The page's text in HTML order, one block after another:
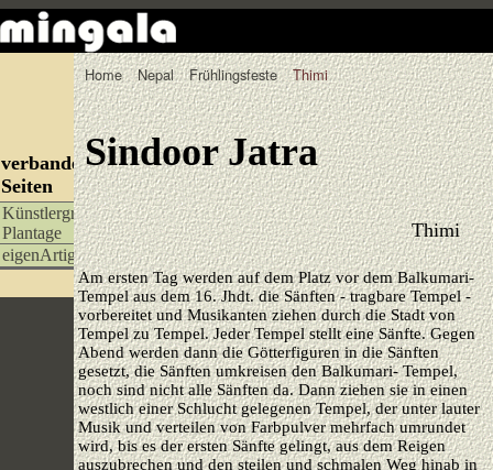
verbandelte
Seiten
Künstlergruppe
Plantage
eigenArtigX
Home Nepal Frühlingsfeste Thimi
Sindoor Jatra
Thimi
Am ersten Tag werden auf dem Platz vor dem Balkumari-
Tempel aus dem 16. Jhdt. die Sänften - tragbare Tempel -
vorbereitet und Musikanten ziehen durch die Stadt von
Tempel zu Tempel. Jeder Tempel stellt eine Sänfte. Gegen
Abend werden dann die Götterfiguren in die Sänften
gesetzt, die Sänften umkreisen den Balkumari- Tempel,
noch sind nicht alle Sänften da. Dann ziehen sie in einen
westlich einer Schlucht gelegenen Tempel, der unter lauter
Musik und verteilen von Farbpulver mehrfach umrundet
wird, bis es der ersten Sänfte gelingt, aus dem Reigen
auszubrechen und den steilen und schmalen Weg hinab in